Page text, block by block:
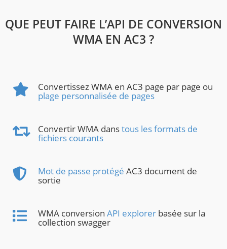
QUE PEUT FAIRE L’API DE CONVERSION
WMA EN AC3 ?
Convertissez WMA en AC3 page par page ou
plage personnalisée de pages
Convertir WMA danstous les formats de
fichiers courants
Mot de passe protégé AC3 document de
sortie
WMA conversion API explorer basée sur la
collection swagger